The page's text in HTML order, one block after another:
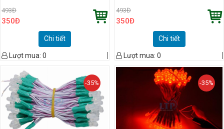
493Đ
350Đ
Chi tiết
Lượt mua: 0
493Đ
350Đ
Chi tiết
Lượt mua: 0
-35% -35%